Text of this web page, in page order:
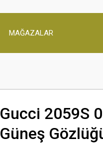
MAĞAZALAR
Gucci 2059S
Güneş